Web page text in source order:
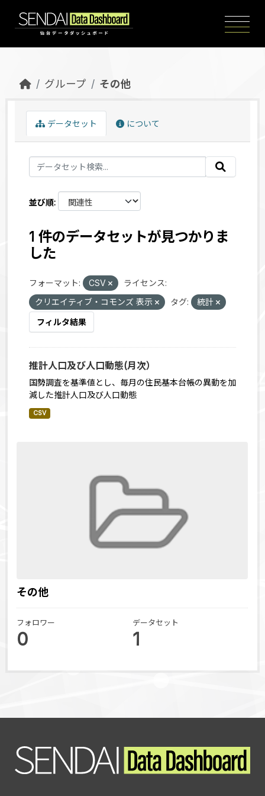
グループ その他
その他
フォロワー
0
データセット
1
データセット について
並び順
1 件のデータセットが見つかりま
した
フォーマット: CSV
ライセンス:
クリエイティブ・コモンズ 表示
タグ:
統計
フィルタ結果
推計人口及び人口動態(月次）
国勢調査を基準値とし、毎月の住民基本台帳の異動を加
減した推計人口及び人口動態
CSV